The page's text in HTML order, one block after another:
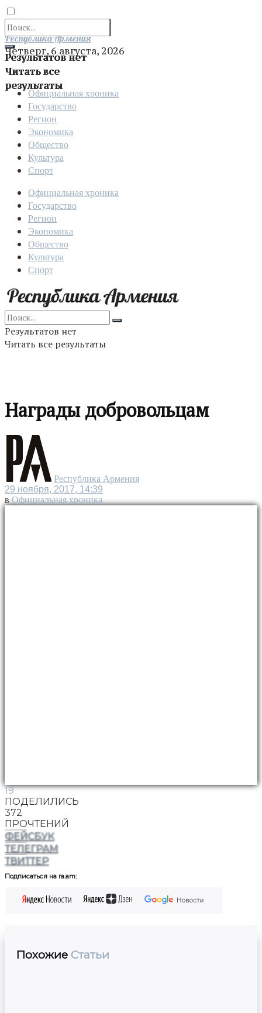
Результатов нет
Читать все
результаты
Отправить
Республика Армения
Четверг, 6 августа, 2026
Официальная хроника
Государство
Регион
Экономика
Общество
Культура
Спорт
Официальная хроника
Государство
Регион
Экономика
Общество
Культура
Спорт
Результатов нет
Читать все результаты
Награды добровольцам
Республика Армения
29 ноября, 2017, 14:39
в Официальная хроника
19
ПОДЕЛИЛИСЬ
372
ПРОЧТЕНИЙ
ФЕЙСБУК
ТЕЛЕГРАМ
ТВИТТЕР
Подписаться на ra.am:
Похожие Статьи